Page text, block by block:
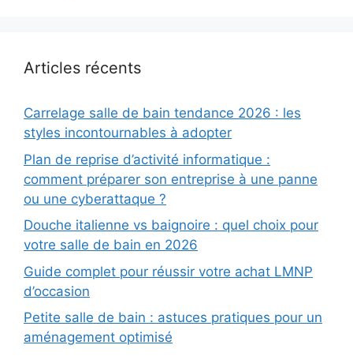
Articles récents
Carrelage salle de bain tendance 2026 : les
styles incontournables à adopter
Plan de reprise d’activité informatique :
comment préparer son entreprise à une panne
ou une cyberattaque ?
Douche italienne vs baignoire : quel choix pour
votre salle de bain en 2026
Guide complet pour réussir votre achat LMNP
d’occasion
Petite salle de bain : astuces pratiques pour un
aménagement optimisé